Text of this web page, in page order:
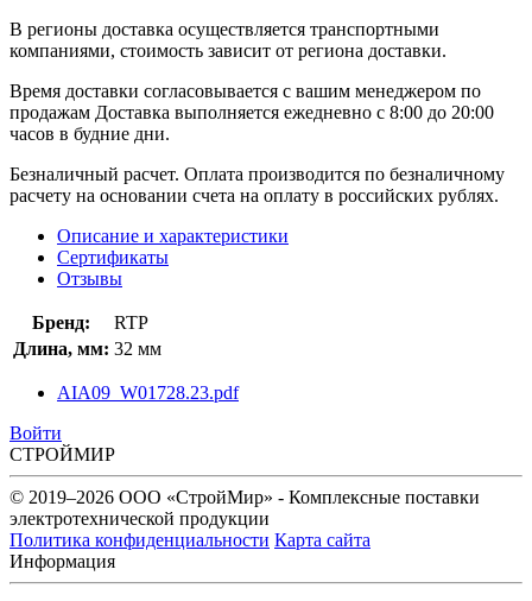
В регионы доставка осуществляется транспортными
компаниями, стоимость зависит от региона доставки.
Время доставки согласовывается с вашим менеджером по
продажам Доставка выполняется ежедневно с 8:00 до 20:00
часов в будние дни.
Безналичный расчет. Оплата производится по безналичному
расчету на основании счета на оплату в российских рублях.
Описание и характеристики
Сертификаты
Отзывы
Бренд:
RTP
Длина, мм: 32 мм
AIA09_W01728.23.pdf
Войти
СТРОЙМИР
© 2019–2026 ООО «СтройМир» - Комплексные поставки
электротехнической продукции
Политика конфиденциальности Карта сайта
Информация